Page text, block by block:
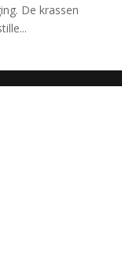
De krassen